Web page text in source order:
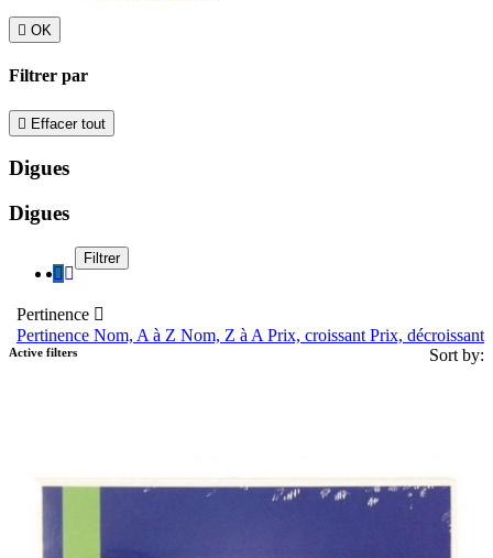
 OK
Filtrer par
 Effacer tout
Digues
Digues
Pertinence 
Pertinence Nom, A à Z Nom, Z à A Prix, croissant Prix, décroissant
Sort by:
Filtrer
Active filters